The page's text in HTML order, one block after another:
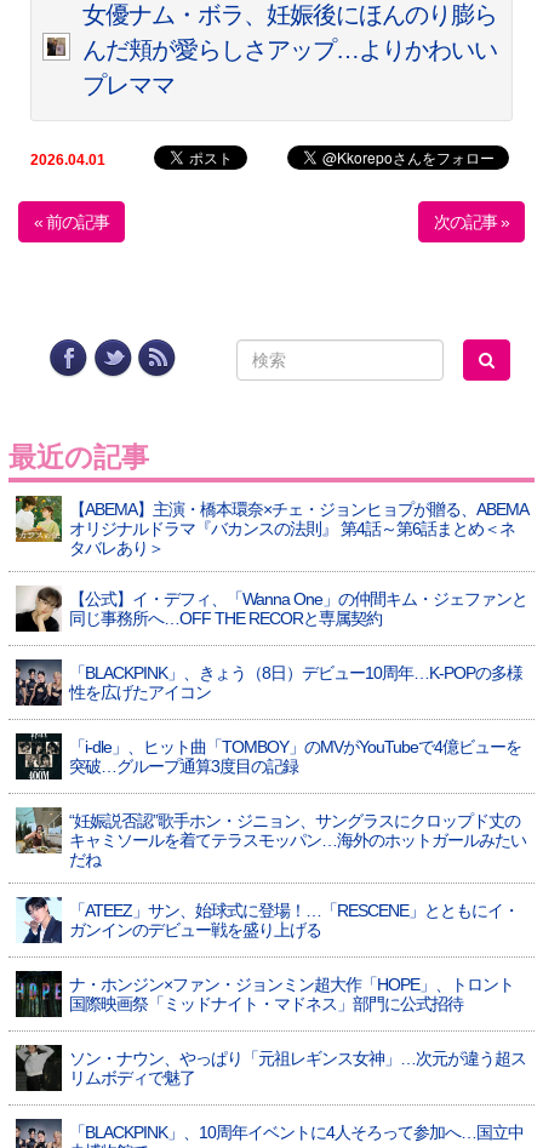
女優ナム・ボラ、妊娠後にほんのり膨ら
んだ頬が愛らしさアップ…よりかわいい
プレママ
2026.04.01
« 前の記事 次の記事 »
最近の記事
【ABEMA】主演・橋本環奈×チェ・ジョンヒョプが贈る、ABEMA
オリジナルドラマ『バカンスの法則』 第4話～第6話まとめ＜ネ
タバレあり＞
【公式】イ・デフィ、「Wanna One」の仲間キム・ジェファンと
同じ事務所へ…OFF THE RECORと専属契約
「BLACKPINK」、きょう（8日）デビュー10周年…K-POPの多様
性を広げたアイコン
「i-dle」、ヒット曲「TOMBOY」のMVがYouTubeで4億ビューを
突破…グループ通算3度目の記録
“妊娠説否認”歌手ホン・ジニョン、サングラスにクロップド丈の
キャミソールを着てテラスモッパン…海外のホットガールみたい
だね
「ATEEZ」サン、始球式に登場！…「RESCENE」とともにイ・
ガンインのデビュー戦を盛り上げる
ナ・ホンジン×ファン・ジョンミン超大作「HOPE」、トロント
国際映画祭「ミッドナイト・マドネス」部門に公式招待
ソン・ナウン、やっぱり「元祖レギンス女神」…次元が違う超ス
リムボディで魅了
「BLACKPINK」、10周年イベントに4人そろって参加へ…国立中